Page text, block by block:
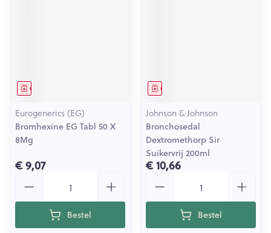
Geneesmiddel
Eurogenerics (EG)
Bromhexine EG Tabl 50 X
8Mg
€ 9,07
Bestel
Geneesmiddel
Johnson & Johnson
Bronchosedal
Dextromethorp Sir
Suikervrij 200ml
€ 10,66
Bestel